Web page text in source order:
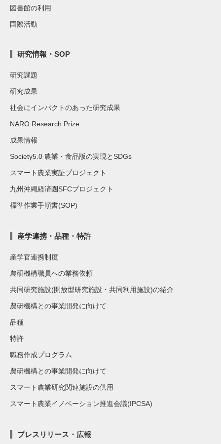
図書館の利用
国際活動
研究情報・SOP
研究課題
研究成果
社会にインパクトのあった研究成果
NARO Research Prize
成果情報
Society5.0 農業・食品版の実現とSDGs
スマート農業実証プロジェクト
九州沖縄経済圏SFCプロジェクト
標準作業手順書(SOP)
産学連携・品種・特許
産学官連携制度
農研機構職員への業務依頼
共同研究施設(開放型研究施設・共同利用施設)の紹介
農研機構との事業開発に向けて
品種
特許
職務作成プログラム
農研機構との事業開発に向けて
スマート農業研究関連施設の供用
スマート農業イノベーション推進会議(IPCSA)
プレスリリース・広報